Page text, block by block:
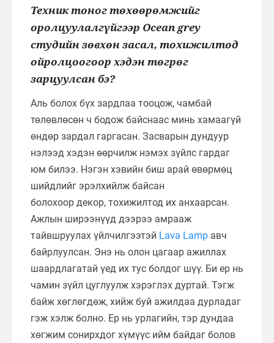
Техник тоног төхөөрөмжийг
оролцуулалгүйгээр Ocean grey
студийн зөвхөн засал, тохижилтод
ойролцоогоор хэдэн төгрөг
зарцуулсан бэ?
Аль болох бүх зардлаа тооцож, чамбай
төлөвлөсөн ч бодож байснаас минь хамаагүй
өндөр зардал гаргасан. Засварын дундуур
нэлээд хэдэн өөрчилж нэмэх зүйлс гардаг
юм билээ. Нэгэн хэвийн биш арай өвөрмөц
шийдлийг эрэлхийлж байсан
болохоор декор, тохижилтод их анхаарсан.
Ажлын ширээнүүд дээрээ амрааж
тайвшруулах үйлчилгээтэй Lava Lamp авч
байрлуулсан. Энэ нь олон цагаар ажиллах
шаардлагатай үед их тус болдог шүү. Би ер нь
чамин зүйл цуглуулж хэрэглэх дуртай. Тэгж
байж хөглөгдөж, хийж буй ажилдаа дурладаг
гэж хэлж болно. Ер нь урлагийн, тэр дундаа
хөгжим сонирхдог хүмүүс ийм байдаг болов